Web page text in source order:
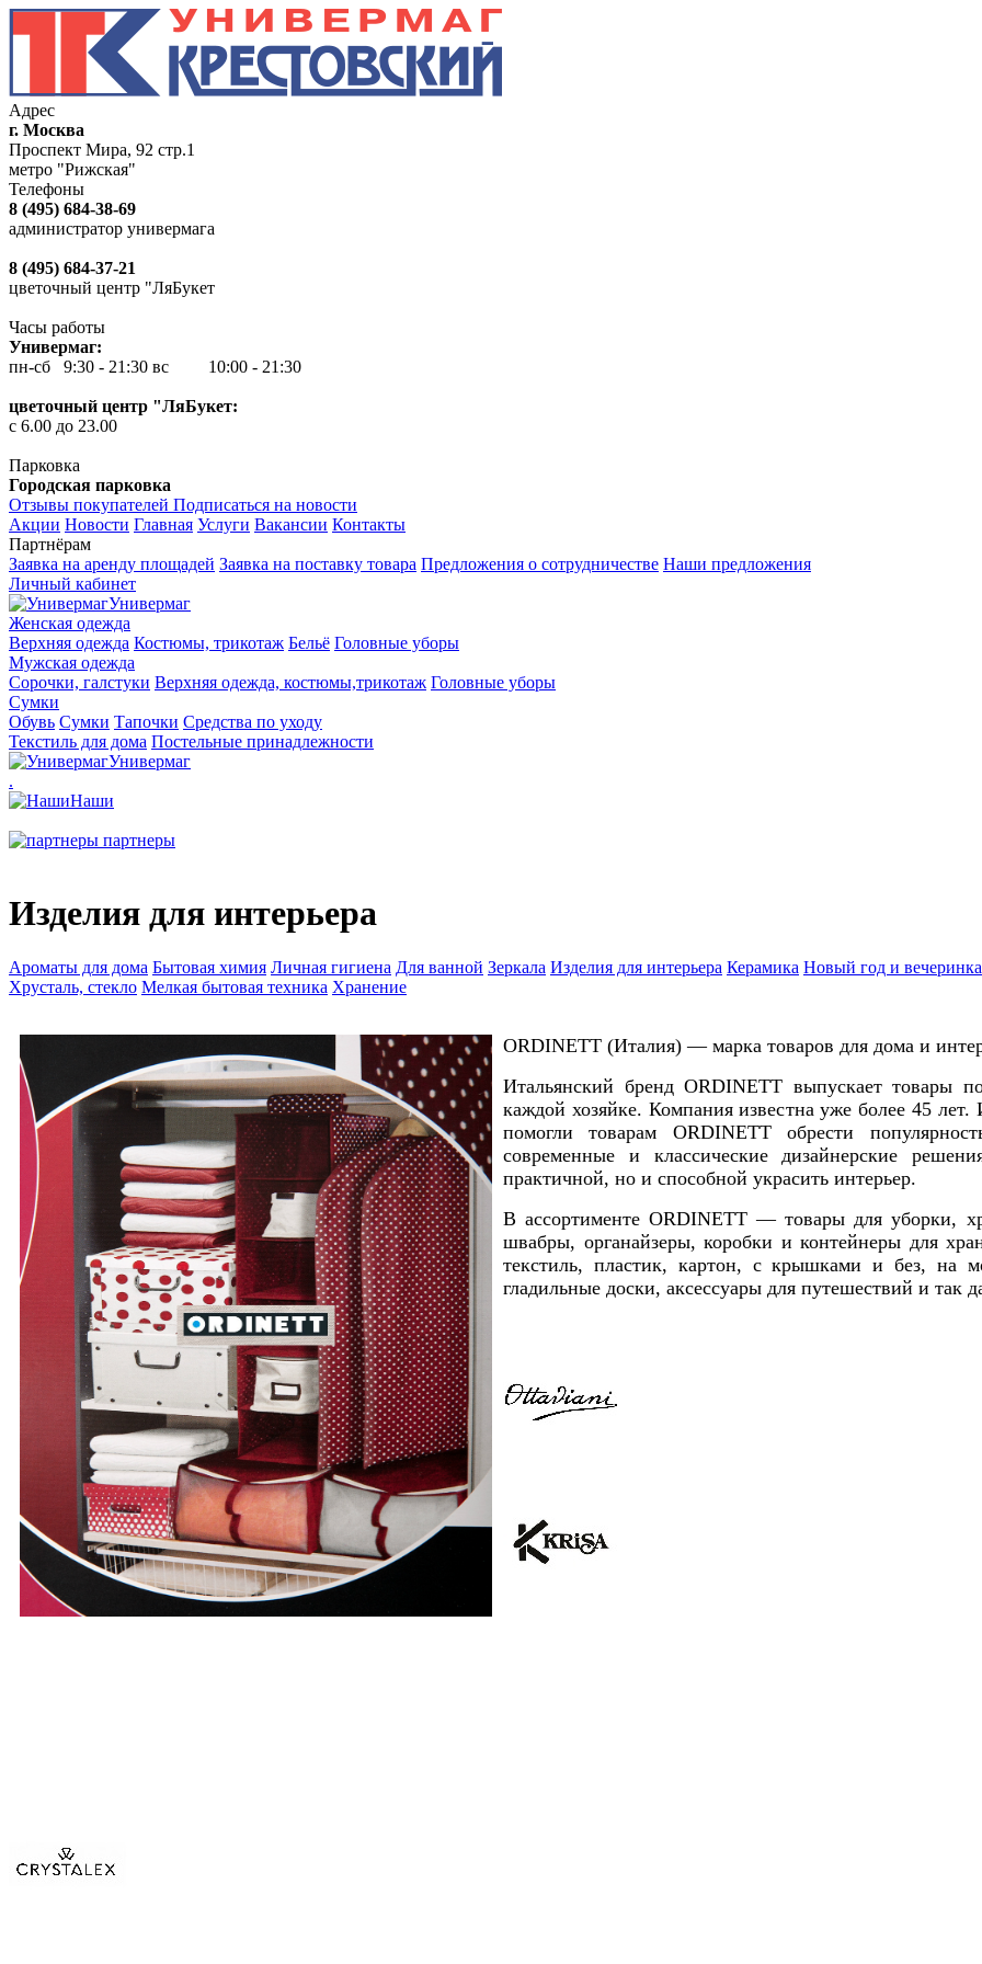
Адрес
г. Москва
Проспект Мира, 92 стр.1
метро "Рижская"
Телефоны
8 (495) 684-38-69
администратор универмага
8 (495) 684-37-21
цветочный центр "ЛяБукет
Часы работы
Универмаг:
пн-сб 9:30 - 21:30 вс 10:00 - 21:30
цветочный центр "ЛяБукет:
с 6.00 до 23.00
Парковка
Городская парковка
Отзывы покупателей Подписаться на новости
Акции Новости Главная Услуги Вакансии Контакты
Партнёрам
Заявка на аренду площадей Заявка на поставку товара Предложения о сотрудничестве Наши предложения
Личный кабинет
Универмаг
Женская одежда
Верхняя одежда Костюмы, трикотаж Бельё Головные уборы
Мужская одежда
Сорочки, галстуки Верхняя одежда, костюмы,трикотаж Головные уборы
Сумки
Обувь Сумки Тапочки Средства по уходу
Текстиль для дома Постельные принадлежности
Универмаг
.
Наши
партнеры
Изделия для интерьера
Ароматы для дома Бытовая химия Личная гигиена Для ванной Зеркала Изделия для интерьера Керамика Новый год и вечеринка
Хрусталь, стекло Мелкая бытовая техника Хранение
ORDINETT (Италия) — марка товаров для дома и
Итальянский бренд ORDINETT выпускает товары
каждой хозяйке. Компания известна уже более 45
помогли товарам ORDINETT обрести
современные и классические дизайнерские
практичной, но и способной украсить интерьер.
В ассортименте ORDINETT — товары для уборки,
швабры, органайзеры, коробки и контейнеры для
текстиль, пластик, картон, с крышками и без, на
гладильные доски, аксессуары для путешествий и так